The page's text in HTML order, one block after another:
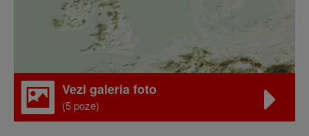
Vezi galeria foto
(5 poze)